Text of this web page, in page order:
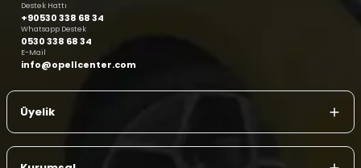
Destek Hattı
+90530 338 68 34
Whatsapp Destek
0530 338 68 34
E-Mail
info@opellcenter.com
Üyelik